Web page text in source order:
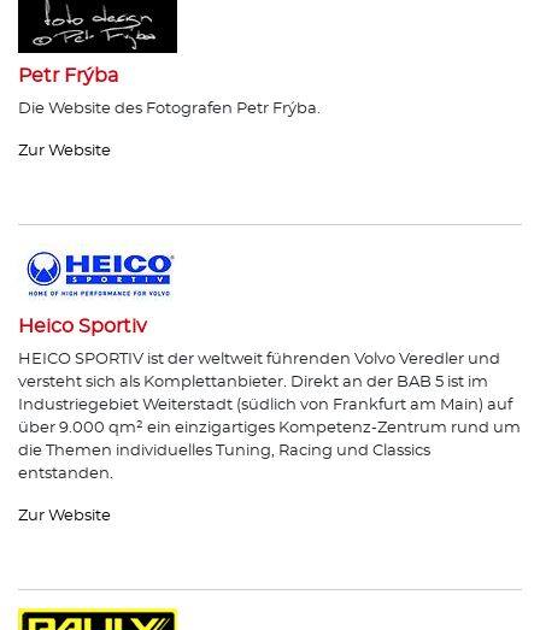
Petr Frýba
Die Website des Fotografen Petr Frýba.
Zur Website
Heico Sportiv
HEICO SPORTIV ist der weltweit führenden Volvo Veredler und
versteht sich als Komplettanbieter. Direkt an der BAB 5 ist im
Industriegebiet Weiterstadt (südlich von Frankfurt am Main) auf
über 9.000 qm² ein einzigartiges Kompetenz-Zentrum rund um
die Themen individuelles Tuning, Racing und Classics
entstanden.
Zur Website